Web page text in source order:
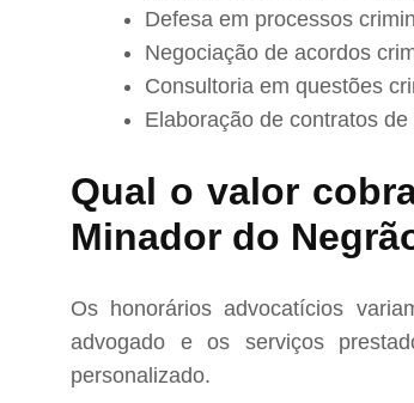
Defesa em processos
Negociação de acordos
Consultoria em questões
Elaboração de contratos de
Qual o valor
Minador do
Os honorários advocatícios
advogado e os serviços
personalizado.